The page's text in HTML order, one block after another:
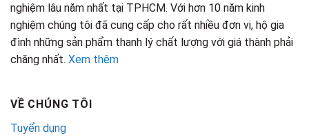
nghiệm lâu năm nhất tại TPHCM. Với hơn 10 năm kinh
nghiệm chúng tôi đã cung cấp cho rất nhiều đơn vị, hộ gia
đình những sản phẩm thanh lý chất lượng với giá thành phải
chăng nhất. Xem thêm
VỀ CHÚNG TÔI
Tuyển dụng